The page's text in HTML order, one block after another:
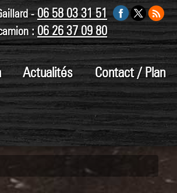
Actualités Contact / Plan
-06 58 03 31 51
:06 26 37 09 80